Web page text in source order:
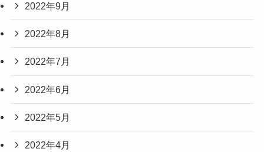
2022年9月
2022年8月
2022年7月
2022年6月
2022年5月
2022年4月